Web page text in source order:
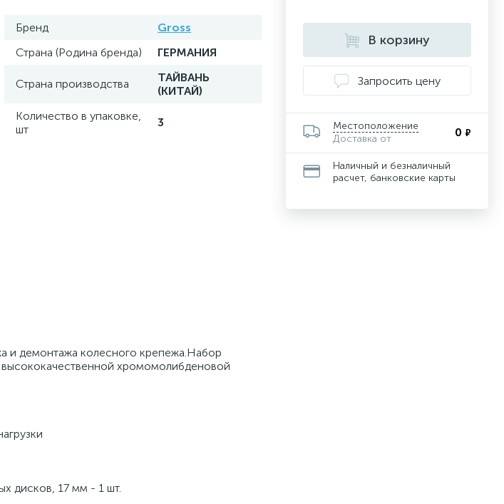
Бренд
Gross
Страна (Родина бренда)
ГЕРМАНИЯ
Страна производства
ТАЙВАНЬ
(КИТАЙ)
Количество в упаковке,
шт
3
и демонтажа колесного крепежа.Набор
хромомолибденовой
дисков, 17 мм - 1 шт.
В корзину
Запросить цену
Местоположение
Доставка от
0 ₽
Наличный и безналичный
расчет, банковские карты